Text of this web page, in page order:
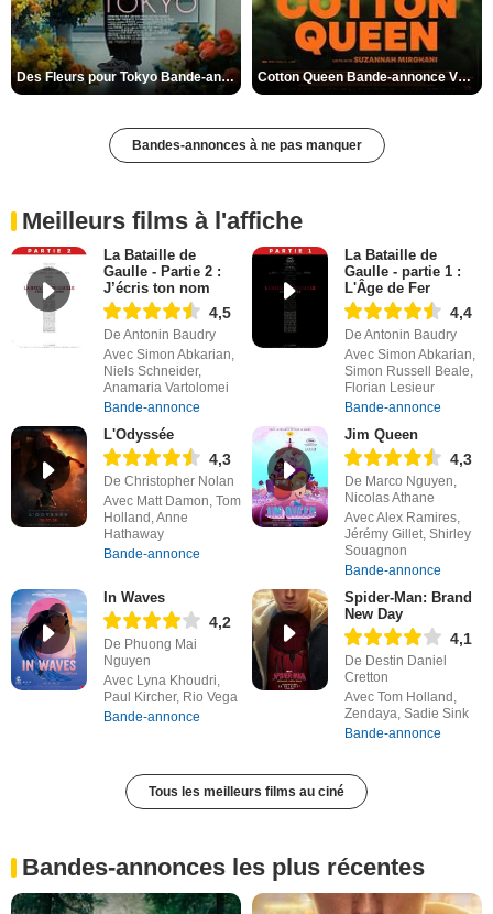
Des Fleurs pour Tokyo Bande-annonce VO STFR Cotton Queen Bande-annonce VO STFR
Bandes-annonces à ne pas manquer
Meilleurs films à l'affiche
La Bataille de
Gaulle - Partie 2 :
J’écris ton nom
4,5
De Antonin Baudry
Avec Simon Abkarian,
Niels Schneider,
Anamaria Vartolomei
Bande-annonce
La Bataille de
Gaulle - partie 1 :
L'Âge de Fer
4,4
De Antonin Baudry
Avec Simon Abkarian,
Simon Russell Beale,
Florian Lesieur
Bande-annonce
L'Odyssée
4,3
De Christopher Nolan
Avec Matt Damon, Tom
Holland, Anne
Hathaway
Bande-annonce
Jim Queen
4,3
De Marco Nguyen,
Nicolas Athane
Avec Alex Ramires,
Jérémy Gillet, Shirley
Souagnon
Bande-annonce
In Waves
4,2
De Phuong Mai
Nguyen
Avec Lyna Khoudri,
Paul Kircher, Rio Vega
Bande-annonce
Spider-Man: Brand
New Day
4,1
De Destin Daniel
Cretton
Avec Tom Holland,
Zendaya, Sadie Sink
Bande-annonce
Tous les meilleurs films au ciné
Bandes-annonces les plus récentes